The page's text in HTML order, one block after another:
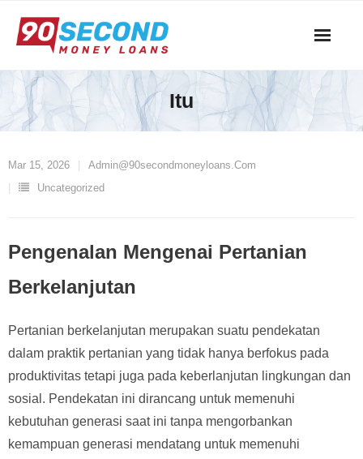
Itu
Mar 15, 2026
Admin@90secondmoneyloans.com
Uncategorized
Pengenalan Mengenai Pertanian
Berkelanjutan
Pertanian berkelanjutan merupakan suatu pendekatan
dalam praktik pertanian yang tidak hanya berfokus pada
produktivitas tetapi juga pada keberlanjutan lingkungan dan
sosial. Pendekatan ini dirancang untuk memenuhi
kebutuhan generasi saat ini tanpa mengorbankan
kemampuan generasi mendatang untuk memenuhi